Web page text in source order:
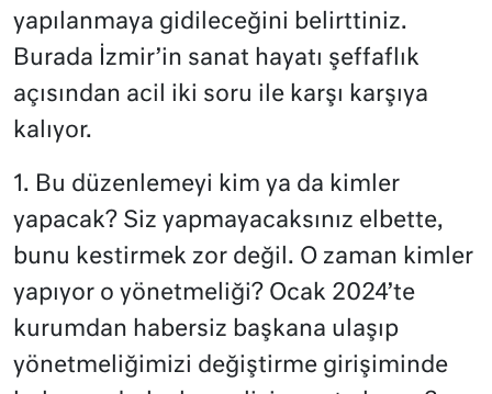
yapılanmaya gidileceğini belirttiniz.
Burada İzmir’in sanat hayatı şeffaflık
açısından acil iki soru ile karşı karşıya
kalıyor.
1. Bu düzenlemeyi kim ya da kimler
yapacak? Siz yapmayacaksınız elbette,
bunu kestirmek zor değil. O zaman kimler
yapıyor o yönetmeliği? Ocak 2024’te
kurumdan habersiz başkana ulaşıp
yönetmeliğimizi değiştirme girişiminde